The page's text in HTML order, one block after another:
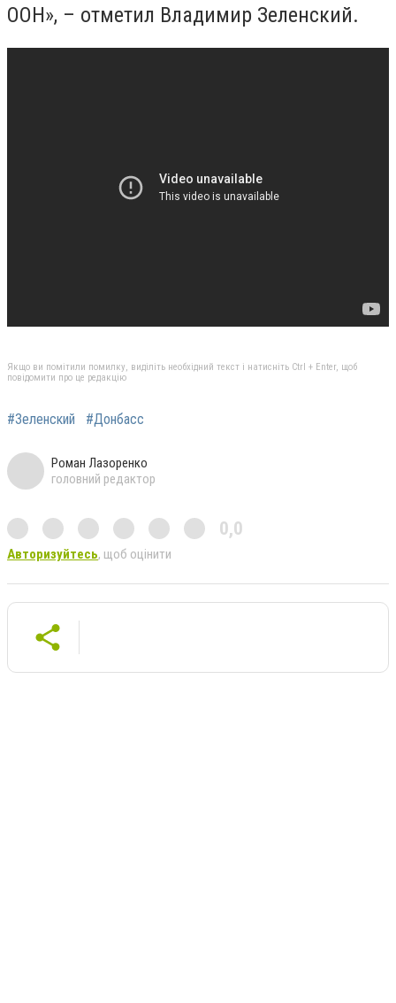
ООН», – отметил Владимир Зеленский.
Якщо ви помітили помилку, виділіть необхідний текст і натисніть Ctrl + Enter, щоб
повідомити про це редакцію
#Зеленский #Донбасс
Роман Лазоренко
головний редактор
0,0
Авторизуйтесь, щоб оцінити